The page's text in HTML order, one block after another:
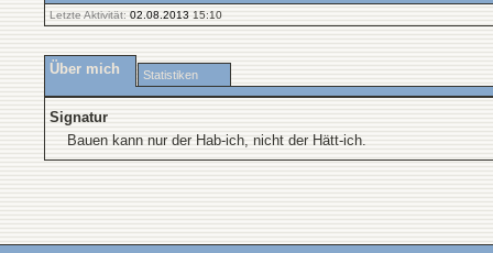
Letzte Aktivität: 02.08.2013 15:10
Über mich Statistiken
Signatur
Bauen kann nur der Hab-ich, nicht der Hätt-ich.